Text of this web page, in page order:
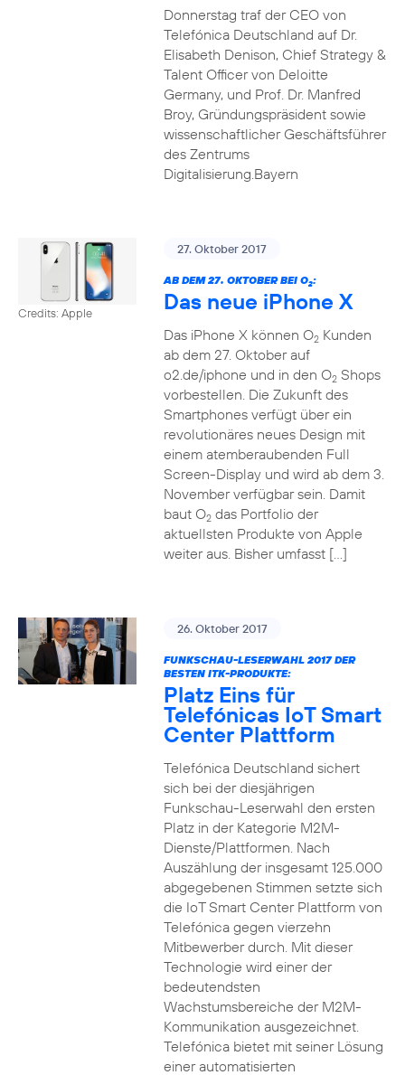
Donnerstag traf der CEO von
Telefónica Deutschland auf Dr.
Elisabeth Denison, Chief Strategy &
Talent Officer von Deloitte
Germany, und Prof. Dr. Manfred
Broy, Gründungspräsident sowie
wissenschaftlicher Geschäftsführer
des Zentrums
Digitalisierung.Bayern
Credits: Apple
27. Oktober 2017
AB DEM 27. OKTOBER BEI O2:
Das neue iPhone X
Das iPhone X können O2Kunden
ab dem 27. Oktober auf
o2.de/iphone und in den O2Shops
vorbestellen. Die Zukunft des
Smartphones verfügt über ein
revolutionäres neues Design mit
einem atemberaubenden Full
Screen-Display und wird ab dem 3.
November verfügbar sein. Damit
baut O2das Portfolio der
aktuellsten Produkte von Apple
weiter aus. Bisher umfasst […]
26. Oktober 2017
FUNKSCHAU-LESERWAHL 2017 DER
BESTEN ITK-PRODUKTE:
Platz Eins für
Telefónicas IoT Smart
Center Plattform
Telefónica Deutschland sichert
sich bei der diesjährigen
Funkschau-Leserwahl den ersten
Platz in der Kategorie M2M-
Dienste/Plattformen. Nach
Auszählung der insgesamt 125.000
abgegebenen Stimmen setzte sich
die IoT Smart Center Plattform von
Telefónica gegen vierzehn
Mitbewerber durch. Mit dieser
Technologie wird einer der
bedeutendsten
Wachstumsbereiche der M2M-
Kommunikation ausgezeichnet.
Telefónica bietet mit seiner Lösung
einer automatisierten